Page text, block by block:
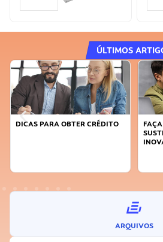
ÚLTIMOS
DICAS PARA OBTER CRÉDITO
ARQUIVOS